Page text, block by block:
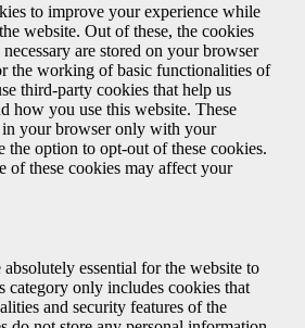
to improve your experience while
website. Out of these, the cookies
are stored on your browser
the working of basic functionalities of
third-party cookies that help us
how you use this website. These
your browser only with your
the option to opt-out of these cookies.
of these cookies may affect your
absolutely essential for the website to
category only includes cookies that
and security features of the